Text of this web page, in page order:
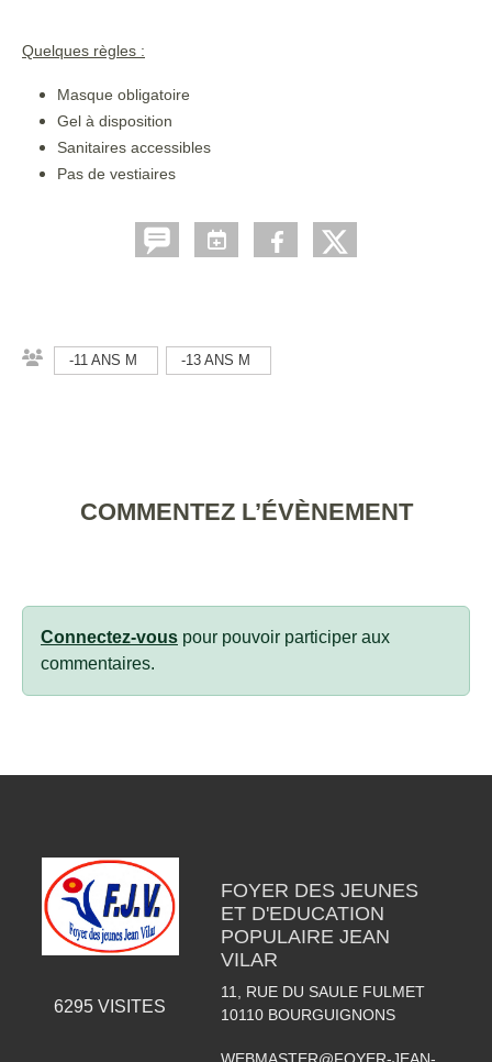
Quelques règles :
Masque obligatoire
Gel à disposition
Sanitaires accessibles
Pas de vestiaires
-11 ANS M -13 ANS M
COMMENTEZ L’ÉVÈNEMENT
Connectez-vous pour pouvoir participer aux
commentaires.
6295 VISITES
FOYER DES JEUNES
ET D'EDUCATION
POPULAIRE JEAN
VILAR
11, RUE DU SAULE FULMET
10110 BOURGUIGNONS